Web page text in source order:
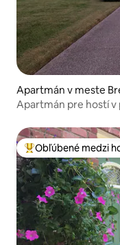
Apartmán v meste
Apartmán pre hostí v
Najobľúbenejšie
Obľúbené medzi